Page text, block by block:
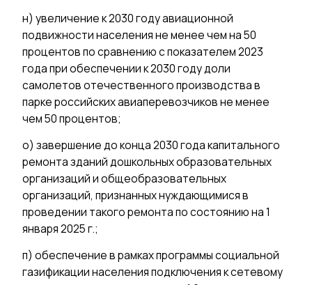
н) увеличение к 2030 году авиационной
подвижности населения не менее чем на 50
процентов по сравнению с показателем 2023
года при обеспечении к 2030 году доли
самолетов отечественного производства в
парке российских авиаперевозчиков не менее
чем 50 процентов;
о) завершение до конца 2030 года капитального
ремонта зданий дошкольных образовательных
организаций и общеобразовательных
организаций, признанных нуждающимися в
проведении такого ремонта по состоянию на 1
января 2025 г.;
п) обеспечение в рамках программы социальной
газификации населения подключения к сетевому